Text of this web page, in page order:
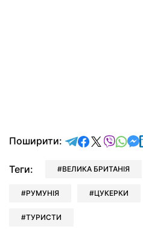
Поширити: відправити у
Теги: ВЕЛИКА БРИТАНІЯ
РУМУНІЯ ЦУКЕРКИ
ТУРИСТИ